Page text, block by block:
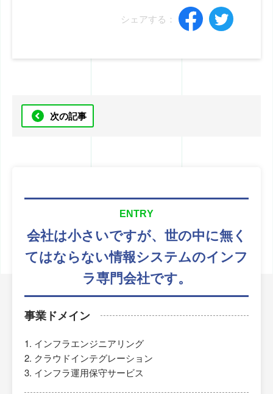
シェアする：
次の記事
ENTRY
会社は小さいですが、 世の中に無く
てはならない情報システムのインフ
ラ専門会社です。
事業ドメイン
インフラエンジニアリング
クラウドインテグレーション
インフラ運用保守サービス